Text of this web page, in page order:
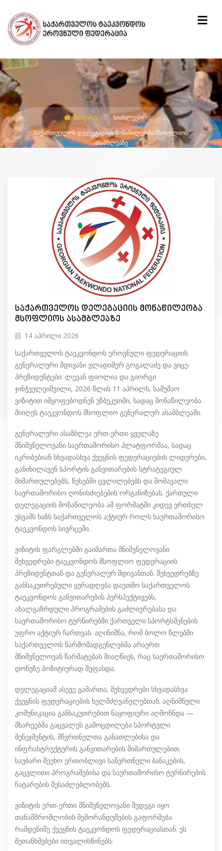
ᲛᲗᲐᲕᲐᲠᲘ
ᲡᲘᲐᲮᲚᲔᲔᲑᲘ
ᲡᲐᲥᲐᲠᲗᲕᲔᲚᲝᲡ ᲓᲔᲚᲔᲒᲐᲪᲘᲘᲡ ᲛᲝᲜᲐᲬᲘᲚᲔᲝᲑᲐ ᲛᲡᲝᲤᲚᲘᲝᲡ
ᲐᲡᲐᲛᲑᲚᲔᲐᲖᲔ
საქართველოს დელეგაციის მონაწილეობა
მსოფლიოს ასამბლეაზე
14 აპრილი 2026
საქართველოს ტაეკვონდოს ეროვნული ფედერაციის
გენერალური მდივანი ვლადიმერ გოგალაძე და ვიცე-
პრეზიდენტები: ლევან ფიოლია და გიორგი
ჯინჭველეიშვილი, 2026 წლის 11 აპრილს, სამუშაო
ვიზიტით იმყოფებოდნენ უზბეკეთში, სადაც მონაწილეობა
მიიღეს ტაეკვონდოს მსოფლიო გენერალურ ასამბლეაში.
გენერალური ასამბლეა ერთ-ერთი ყველაზე
მნიშვნელოვანი საერთაშორისო პლატფორმაა, სადაც
იკრიბებიან სხვადასხვა ქვეყნის ფედერაციების ლიდერები,
განიხილავენ სპორტის განვითარების სტრატეგიულ
მიმართულებებს, წესებში ცვლილებებს და მომავალი
საერთაშორისო ღონისძიებების ორგანიზებას. ქართული
დელეგაციის მონაწილეობა ამ ფორმატში კიდევ ერთხელ
უსვამს ხაზს საქართველოს აქტიურ როლს საერთაშორისო
ტაეკვონდოს სივრცეში.
ვიზიტის ფარგლებში გაიმართა მნიშვნელოვანი
შეხვედრები ტაეკვონდოს მსოფლიო ფედერაციის
პრეზიდენტთან და გენერალურ მდივანთან. შეხვედრებზე
განსაკუთრებული ყურადღება დაეთმო საქართველოს
ტაეკვონდოს განვითარების პერსპექტივებს,
ახალგაზრდული პროგრამების გაძლიერებასა და
საერთაშორისო ტურნირებში ქართველი სპორტსმენების
უფრო აქტიურ ჩართვას. აღინიშნა, რომ ბოლო წლებში
საქართველოს წარმომადგენლებმა არაერთ
მნიშვნელოვან წარმატებას მიაღწიეს, რაც საერთაშორისო
დონეზე პოზიტიურად შეფასდა.
დელეგაციამ ასევე გამართა, შეხვედრები სხვადასხვა
ქვეყნის ფედერაციების ხელმძღვანელებთან. აღნიშნული
კომუნიკაცია განსაკუთრებით ნაყოფიერი აღმოჩნდა —
მხარეებმა გაცვალეს გამოცდილება სპორტული
მენეჯმენტის, მწვრთნელთა განათლებისა და
ინფრასტრუქტურის განვითარების მიმართულებით.
საუბარი შეეხო ერთობლივი საწვრთნელი ბანაკების,
გაცვლითი პროგრამებისა და საერთაშორისო ტურნირების
ჩატარების შესაძლებლობებს.
ვიზიტის ერთ-ერთი მნიშვნელოვანი შედეგი იყო
თანამშრომლობის მემორანდუმების გაფორმება
რამდენიმე ქვეყნის ტაეკვონდოს ფედერაციასთან. ეს
შეთანხმებები ითვალისწინებს: